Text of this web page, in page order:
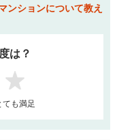
ンションについて教え
は？
5
ても満足